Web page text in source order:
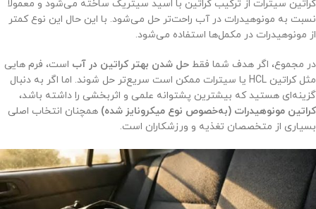
کراتین سیترات از ترکیب کراتین با اسید سیتریک ساخته می‌شود و معمولاً
نسبت به مونوهیدرات در آب راحت‌تر حل می‌شود. با این حال این نوع کمتر
از مونوهیدرات در مکمل‌ها استفاده می‌شود.
در مجموع، اگر هدف شما فقط حل شدن بهتر کراتین در آب است، فرم هایی
مثل کراتین HCL یا سیترات ممکن است سریع‌تر حل شوند. اما اگر به دنبال
گزینه‌ای هستید که بیشترین پشتوانه علمی و اثربخشی را داشته باشد،
کراتین مونوهیدرات (به‌خصوص نوع میکرونایز شده) همچنان انتخاب اصلی
بسیاری از متخصصان تغذیه و ورزشکاران است.